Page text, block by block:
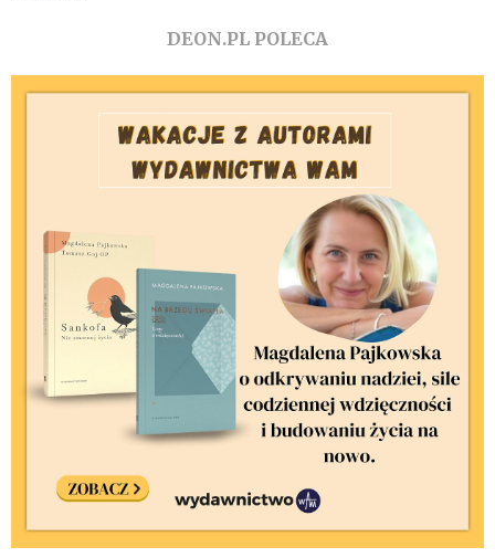
DEON.PL POLECA